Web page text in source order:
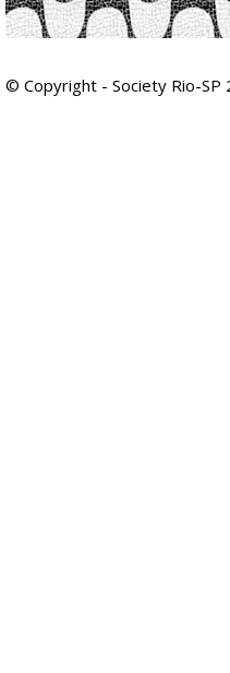
© Copyright - Society Rio-SP